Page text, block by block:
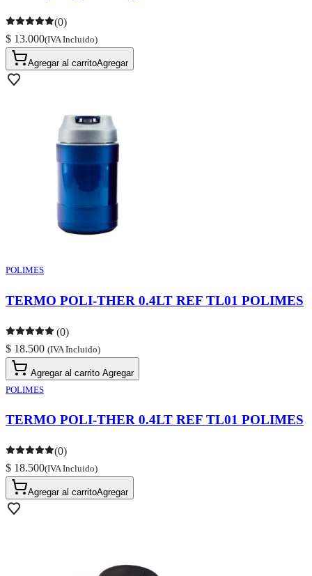
(0)
$ 13.000(IVA Incluido)
Agregar al carritoAgregar
POLIMES
TERMO POLI-THER 0.4LT REF TL01 POLIMES
(0)
$ 18.500 (IVA Incluido)
Agregar al carrito Agregar
POLIMES
TERMO POLI-THER 0.4LT REF TL01 POLIMES
(0)
$ 18.500(IVA Incluido)
Agregar al carritoAgregar